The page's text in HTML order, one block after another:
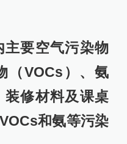
主要空气污染物
（VOCs）、氨
修材料及课桌
和氨等污染